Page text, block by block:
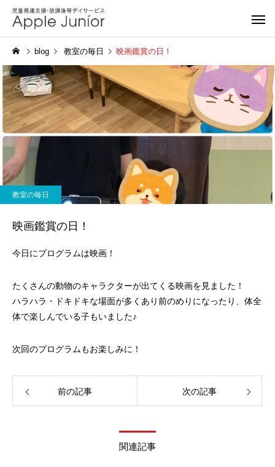
blog 教室の毎日 映画鑑賞の日！
教室の毎日
映画鑑賞の日！
今日にプログラムは映画！
たくさんの動物のキャラクターが出てくる映画を見ました！
ハラハラ・ドキドキな場面が多くあり前のめりになったり、体全
体で楽しんでいる子もいました♪
次回のプログラムもお楽しみに！
前の記事 次の記事
関連記事